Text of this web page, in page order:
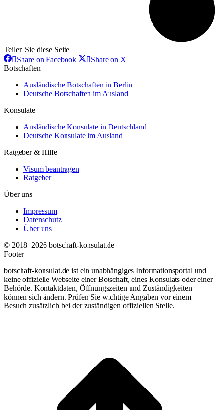
Teilen Sie diese Seite
Share on FacebookShareShare on X
Botschaften
Ausländische Botschaften in Berlin
Deutsche Botschaften im Ausland
Konsulate
Ausländische Konsulate in Deutschland
Deutsche Konsulate im Ausland
Ratgeber & Hilfe
Visum beantragen
Ratgeber
Über uns
Impressum
Datenschutz
Über uns
© 2018–2026 botschaft-konsulat.de
Footer
botschaft-konsulat.de ist ein unabhängiges Informationsportal und
keine offizielle Webseite einer Botschaft, eines Konsulats oder einer
Behörde. Kontaktdaten, Öffnungszeiten und Zuständigkeiten
können sich ändern. Prüfen Sie wichtige Angaben vor einem
Besuch zusätzlich bei der zuständigen offiziellen Stelle.